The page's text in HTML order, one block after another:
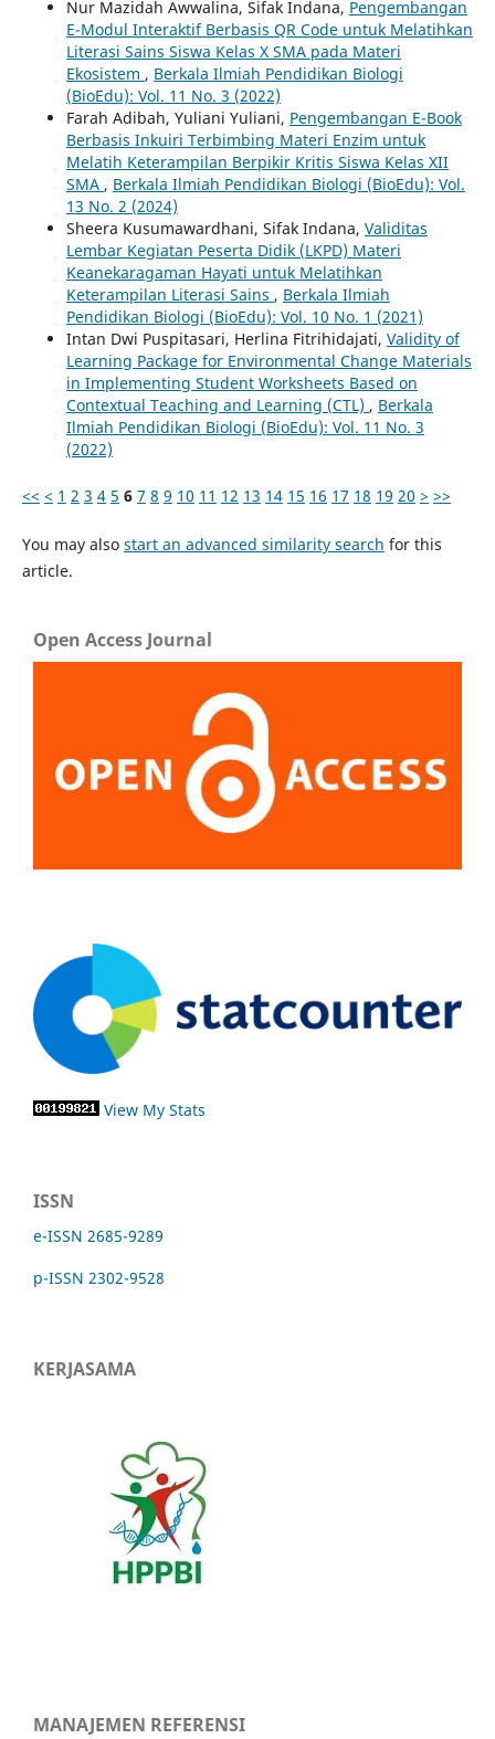
Nur Mazidah Awwalina, Sifak Indana, Pengembangan
E-Modul Interaktif Berbasis QR Code untuk Melatihkan
Literasi Sains Siswa Kelas X SMA pada Materi
Ekosistem , Berkala Ilmiah Pendidikan Biologi
(BioEdu): Vol. 11 No. 3 (2022)
Farah Adibah, Yuliani Yuliani, Pengembangan E-Book
Berbasis Inkuiri Terbimbing Materi Enzim untuk
Melatih Keterampilan Berpikir Kritis Siswa Kelas XII
SMA , Berkala Ilmiah Pendidikan Biologi (BioEdu): Vol.
13 No. 2 (2024)
Sheera Kusumawardhani, Sifak Indana, Validitas
Lembar Kegiatan Peserta Didik (LKPD) Materi
Keanekaragaman Hayati untuk Melatihkan
Keterampilan Literasi Sains , Berkala Ilmiah
Pendidikan Biologi (BioEdu): Vol. 10 No. 1 (2021)
Intan Dwi Puspitasari, Herlina Fitrihidajati, Validity of
Learning Package for Environmental Change Materials
in Implementing Student Worksheets Based on
Contextual Teaching and Learning (CTL) , Berkala
Ilmiah Pendidikan Biologi (BioEdu): Vol. 11 No. 3
(2022)
<< < 1 2 3 4 5 6 7 8 9 10 11 12 13 14 15 16 17 18 19 20 > >>
You may also start an advanced similarity search for this
article.
Open Access Journal
View My Stats
ISSN
e-ISSN 2685-9289
p-ISSN 2302-9528
KERJASAMA
MANAJEMEN REFERENSI